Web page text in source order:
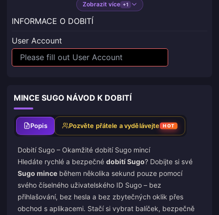
Zobrazit více +1
INFORMACE O DOBITÍ
User Account
MINCE SUGO NÁVOD K DOBITÍ
Popis Pozvěte přátele a vydělávejte HOT
Dobití Sugo – Okamžité dobití Sugo mincí
Hledáte rychlé a bezpečné dobití Sugo? Dobijte si své
Sugo mince během několika sekund pouze pomocí
svého číselného uživatelského ID Sugo – bez
přihlašování, bez hesla a bez zbytečných oklik přes
obchod s aplikacemi. Stačí si vybrat balíček, bezpečně